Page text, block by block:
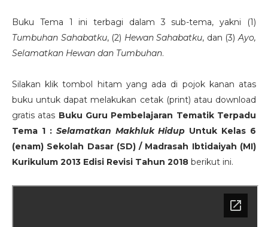
Buku Tema 1 ini terbagi dalam 3 sub-tema, yakni (1)
Tumbuhan Sahabatku, (2) Hewan Sahabatku, dan (3)Ayo,
Selamatkan Hewan dan Tumbuhan.
Silakan klik tombol hitam yang ada di pojok kanan atas
buku untuk dapat melakukan cetak (print) atau download
gratis atas Buku Guru Pembelajaran Tematik Terpadu
Tema 1 : Selamatkan Makhluk Hidup Untuk Kelas 6
(enam) Sekolah Dasar (SD) / Madrasah Ibtidaiyah (MI)
Kurikulum 2013 Edisi Revisi Tahun 2018 berikut ini.